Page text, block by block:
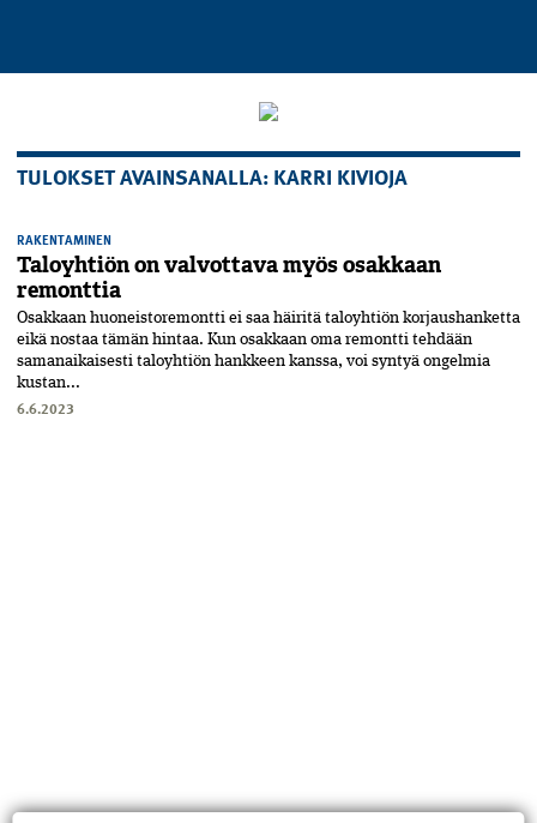
TULOKSET AVAINSANALLA: KARRI KIVIOJA
RAKENTAMINEN
Taloyhtiön on valvottava myös osakkaan
remonttia
Osakkaan huoneistoremontti ei saa häiritä taloyhtiön korjaushanketta
eikä nostaa tämän hintaa. Kun osakkaan oma remontti tehdään
saman­aikaisesti taloyhtiön hankkeen kanssa, voi syntyä ongelmia
kustan...
6.6.2023